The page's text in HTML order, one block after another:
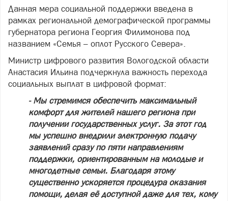
Данная мера социальной поддержки введена в
рамках региональной демографической программы
губернатора региона Георгия Филимонова под
названием «Семья – оплот Русского Севера».
Министр цифрового развития Вологодской области
Анастасия Ильина подчеркнула важность перехода
социальных выплат в цифровой формат:
- Мы стремимся обеспечить максимальный
комфорт для жителей нашего региона при
получении государственных услуг. За этот год
мы успешно внедрили электронную подачу
заявлений сразу по пяти направлениям
поддержки, ориентированным на молодые и
многодетные семьи. Благодаря этому
существенно ускоряется процедура оказания
помощи, делая её доступной даже для тех, кому